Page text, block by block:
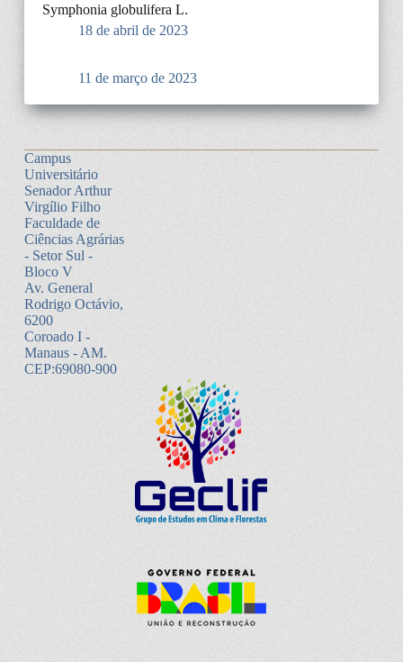
Symphonia globulifera L.
18 de abril de 2023
11 de março de 2023
Campus
Universitário
Senador Arthur
Virgílio Filho
Faculdade de
Ciências Agrárias
- Setor Sul -
Bloco V
Av. General
Rodrigo Octávio,
6200
Coroado I -
Manaus - AM.
CEP:69080-900